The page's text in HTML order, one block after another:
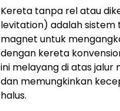
Kereta tanpa rel atau
levitation) adalah sistem
magnet untuk
dengan kereta
ini melayang di atas jalur
dan memungkinkan
halus.